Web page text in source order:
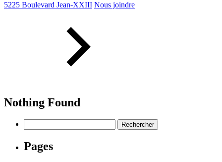
5225 Boulevard Jean-XXIII Nous joindre
Nothing Found
Pages